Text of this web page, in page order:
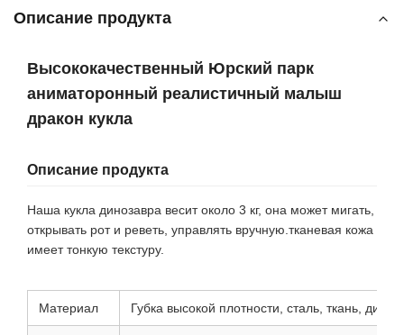
Описание продукта
Высококачественный Юрский парк
аниматоронный реалистичный малыш
дракон кукла
Описание продукта
Наша кукла динозавра весит около 3 кг, она может мигать,
открывать рот и реветь, управлять вручную.тканевая кожа
имеет тонкую текстуру.
Материал Губка высокой плотности, сталь, ткань,